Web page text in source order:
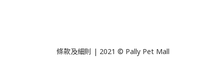
條款及細則 | 2021 © Pally Pet Mall